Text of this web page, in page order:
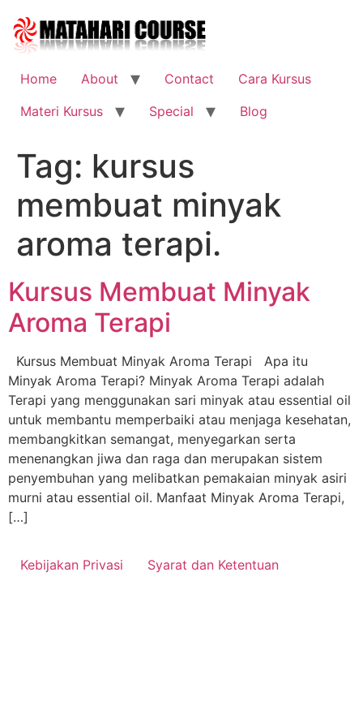
content
Home
About Contact
Cara Kursus
Materi Kursus
Special Blog
Tag: kursus
membuat minyak
aroma terapi.
Kursus Membuat Minyak
Aroma Terapi
Kursus Membuat Minyak Aroma Terapi Apa itu
Minyak Aroma Terapi? Minyak Aroma Terapi adalah
Terapi yang menggunakan sari minyak atau essential oil
untuk membantu memperbaiki atau menjaga kesehatan,
membangkitkan semangat, menyegarkan serta
menenangkan jiwa dan raga dan merupakan sistem
penyembuhan yang melibatkan pemakaian minyak asiri
murni atau essential oil. Manfaat Minyak Aroma Terapi,
[…]
Kebijakan Privasi Syarat dan Ketentuan